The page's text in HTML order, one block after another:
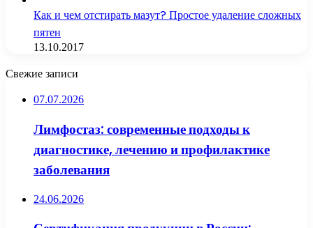
Как и чем отстирать мазут? Простое удаление сложных
пятен
13.10.2017
Свежие записи
07.07.2026
Лимфостаз: современные подходы к
диагностике, лечению и профилактике
заболевания
24.06.2026